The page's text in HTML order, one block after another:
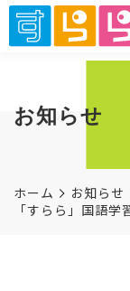
お知らせ
ホーム お知らせ
「すらら」国語